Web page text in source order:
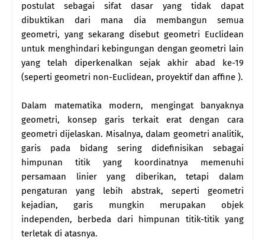
postulat sebagai sifat dasar yang tidak dapat
dibuktikan dari mana dia membangun semua
geometri, yang sekarang disebut geometri Euclidean
untuk menghindari kebingungan dengan geometri lain
yang telah diperkenalkan sejak akhir abad ke-19
(seperti geometri non-Euclidean, proyektif dan affine ).
Dalam matematika modern, mengingat banyaknya
geometri, konsep garis terkait erat dengan cara
geometri dijelaskan. Misalnya, dalam geometri analitik,
garis pada bidang sering didefinisikan sebagai
himpunan titik yang koordinatnya memenuhi
persamaan linier yang diberikan, tetapi dalam
pengaturan yang lebih abstrak, seperti geometri
kejadian, garis mungkin merupakan objek
independen, berbeda dari himpunan titik-titik yang
terletak di atasnya.